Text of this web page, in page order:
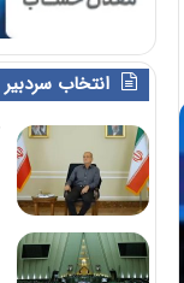
انتخاب سردبیر